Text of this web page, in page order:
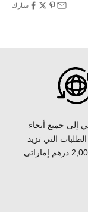
شارك
إلى جميع أنحاء
التي تزيد